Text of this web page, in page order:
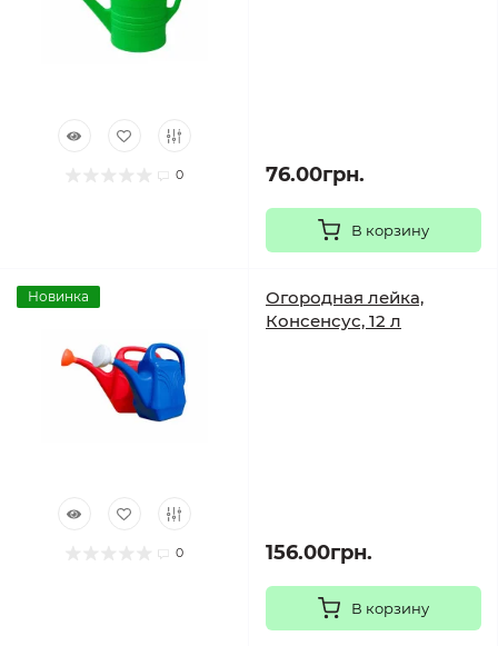
0 76.00грн.
В корзину
Новинка
0
Огородная лейка,
Консенсус, 12 л
156.00грн.
В корзину